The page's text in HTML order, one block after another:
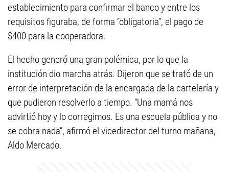
establecimiento para confirmar el banco y entre los
requisitos figuraba, de forma “obligatoria”, el pago de
$400 para la cooperadora.
El hecho generó una gran polémica, por lo que la
institución dio marcha atrás. Dijeron que se trató de un
error de interpretación de la encargada de la cartelería y
que pudieron resolverlo a tiempo. “Una mamá nos
advirtió hoy y lo corregimos. Es una escuela pública y no
se cobra nada”, afirmó el vicedirector del turno mañana,
Aldo Mercado.